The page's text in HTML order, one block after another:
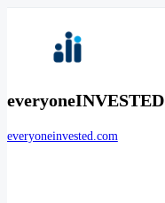
everyoneINVESTED
everyoneinvested.com